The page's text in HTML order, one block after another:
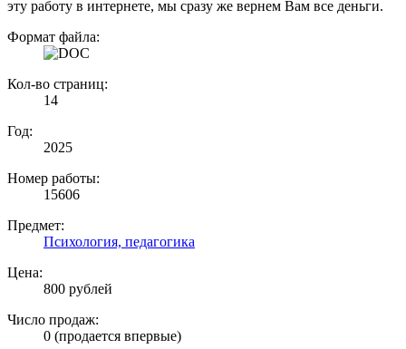
эту работу в интернете, мы сразу же вернем Вам все деньги.
Формат файла:
Кол-во страниц:
14
Год:
2025
Номер работы:
15606
Предмет:
Психология, педагогика
Цена:
800 рублей
Число продаж:
0 (продается впервые)